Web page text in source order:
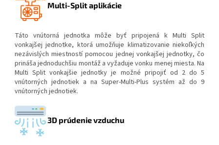
Multi-Split aplikácie
Táto vnútorná jednotka môže byť pripojená k Multi Split
vonkajšej jednotke, ktorá umožňuje klimatizovanie niekoľkých
nezávislých miestností pomocou jednej vonkajšej jednotky, čo
prináša jednoduchšiu montáž a vyžaduje vonku menej miesta. Na
Multi Split vonkajšie jednotky je možné pripojiť od 2 do 5
vnútorných jednotiek a na Super-Multi-Plus systém až do 9
vnútorných jednotiek.
3D prúdenie vzduchu